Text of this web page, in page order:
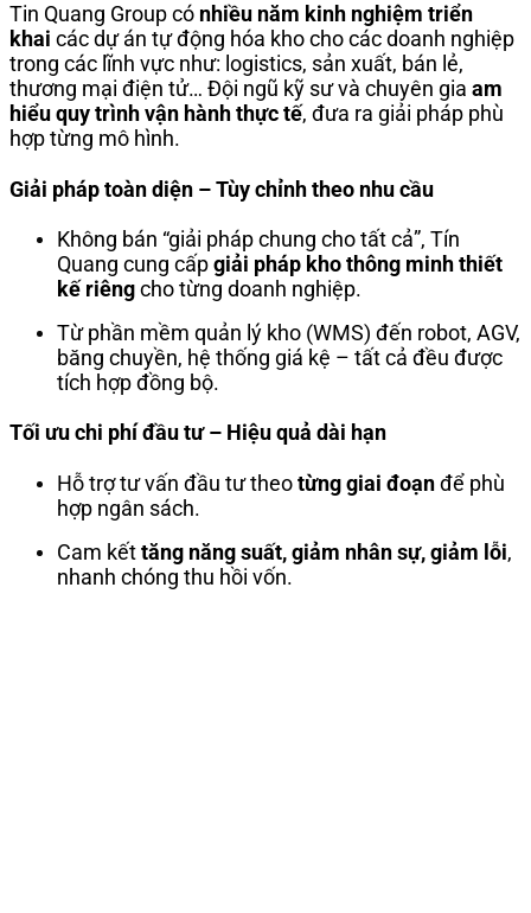
Tin Quang Group có nhiều năm kinh nghiệm triển
khai các dự án tự động hóa kho cho các doanh nghiệp
trong các lĩnh vực như: logistics, sản xuất, bán lẻ,
thương mại điện tử… Đội ngũ kỹ sư và chuyên gia am
hiểu quy trình vận hành thực tế, đưa ra giải pháp phù
hợp từng mô hình.
Giải pháp toàn diện – Tùy chỉnh theo nhu cầu
Không bán “giải pháp chung cho tất cả”, Tín
Quang cung cấpgiải pháp kho thông minh thiết
kế riêngcho từng doanh nghiệp.
Từ phần mềm quản lý kho (WMS) đến robot, AGV,
băng chuyền, hệ thống giá kệ – tất cả đều được
tích hợp đồng bộ.
Tối ưu chi phí đầu tư – Hiệu quả dài hạn
Hỗ trợ tư vấn đầu tư theotừng giai đoạnđể phù
hợp ngân sách.
Cam kếttăng năng suất, giảm nhân sự, giảm lỗi,
nhanh chóng thu hồi vốn.